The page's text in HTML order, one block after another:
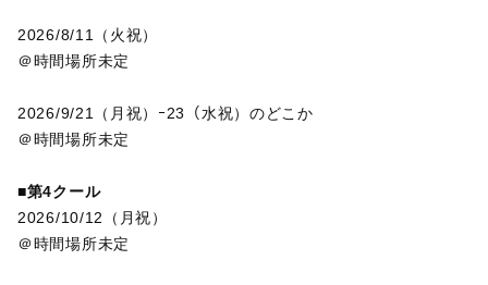
2026/8/11（火祝）
＠時間場所未定
2026/9/21（月祝）ｰ23（水祝）のどこか
＠時間場所未定
■第4クール
2026/10/12（月祝）
＠時間場所未定